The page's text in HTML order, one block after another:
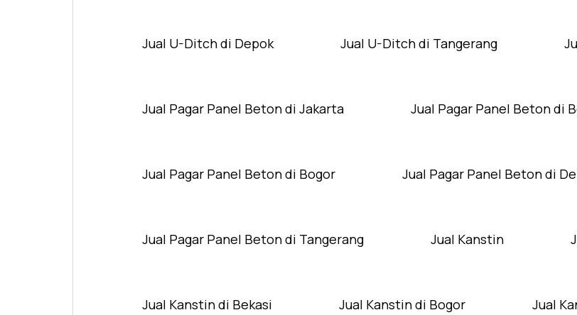
Jual U-Ditch di Depok Jual U-Ditch di Tangerang
Jual Pagar Panel Beton di Jakarta Jual Pagar Panel Beton di
Jual Pagar Panel Beton di Bogor Jual Pagar Panel Beton di
Jual Pagar Panel Beton di Tangerang Jual Kanstin
Jual Kanstin di Bekasi Jual Kanstin di Bogor Jual